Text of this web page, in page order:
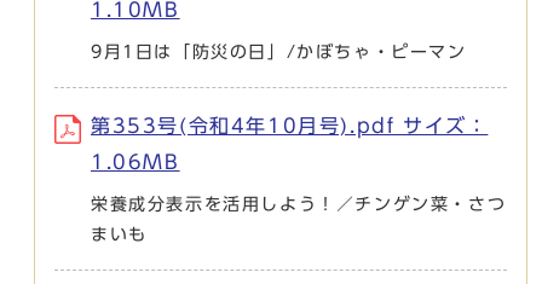
1.10MB
9月1日は「防災の日」/かぼちゃ・ピーマン
第353号(令和4年10月号).pdf サイズ：
1.06MB
栄養成分表示を活用しよう！／チンゲン菜・さつ
まいも